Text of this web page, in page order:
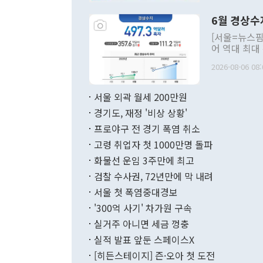
주의적 희망
관의 대북
관 부처 장
관의 무리한
다. [정동영 통일부 장관이 지난달 23일 오후 서울 종로구 정부서울청사에
무너졌다고
함께 4자 대
"우리의 선
6월 경상
[서울=뉴스
어 역대 최
료=한국은행] 한국은행이 6일 발표한 '2026년 6월 국제수지(잠정)'
며 월간 기
196.9% 급
수출은
기록했지만
2026-08-06
서울 외곽 월세 200만원
경기도, 재정 '비상 상황'
프로야구 전 경기 폭염 취소
고령 취업자 첫 1000만명 돌파
화물선 운임 3주만에 최고
검찰 수사권, 72년만에 막 내려
서울 첫 폭염중대경보
'300억 사기' 차가원 구속
실거주 아니면 세금 껑충
실적 발표 앞둔 스페이스X
[히든스테이지] 즌·오아 첫 도전